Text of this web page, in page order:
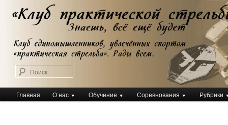
Перейти
основному
содержимому
Клуб практической стрельбы
Клуб практической стрельбы
Главное
меню
Главная О нас Обучение Соревнования Рубрики